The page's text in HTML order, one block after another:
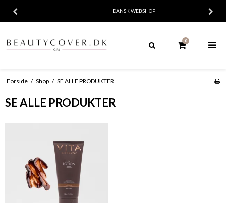
DANSKWEBSHOP
0
Forside / Shop / SE ALLE PRODUKTER
SE ALLE PRODUKTER